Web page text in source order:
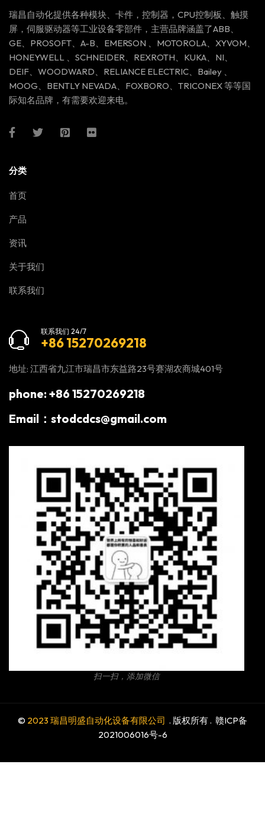
瑞昌自动化提供各种模块、卡件，控制器，CPU控制板、触摸
屏，伺服驱动器等工业设备零部件，主营品牌涵盖了ABB、
GE、PROSOFT、A-B、EMERSON 、MOTOROLA、XYVOM、
HONEYWELL 、SCHNEIDER、REXROTH、KUKA、NI、
DEIF、WOODWARD、RELIANCE ELECTRIC、Bailey 、
MOOG、BENTLY NEVADA、FOXBORO、TRICONEX 等等国
际知名品牌，有需要欢迎来电。
分类
首页
产品
资讯
关于我们
联系我们
联系我们 24/7
+86 15270269218
地址: 江西省九江市瑞昌市东益路23号赛湖农商城401号
phone: +86 15270269218
Email：stodcdcs@gmail.com
扫一扫，添加微信
© 2023 瑞昌明盛自动化设备有限公司 . 版权所有 . 赣ICP备
2021006016号-6